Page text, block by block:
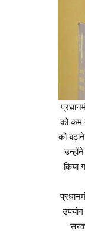
को कम
को
किया